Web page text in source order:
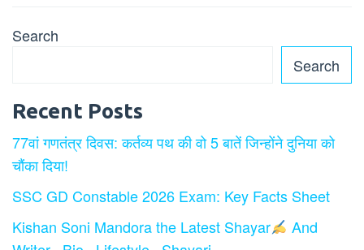
Search
Search
Recent Posts
77वां गणतंत्र दिवस: कर्तव्य पथ की वो 5 बातें जिन्होंने दुनिया को
चौंका दिया!
SSC GD Constable 2026 Exam: Key Facts Sheet
Kishan Soni Mandora the Latest Shayar
And